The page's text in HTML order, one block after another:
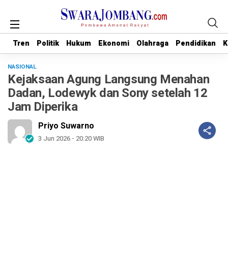
Tren Politik Hukum Ekonomi Olahraga Pendidikan
Tren Politik Hukum Ekonomi Olahraga Pendidikan
NASIONAL
Kejaksaan Agung Langsung Menahan
Dadan, Lodewyk dan Sony setelah 12
Jam Diperika
Priyo Suwarno
3 Jun 2026 - 20:20 WIB